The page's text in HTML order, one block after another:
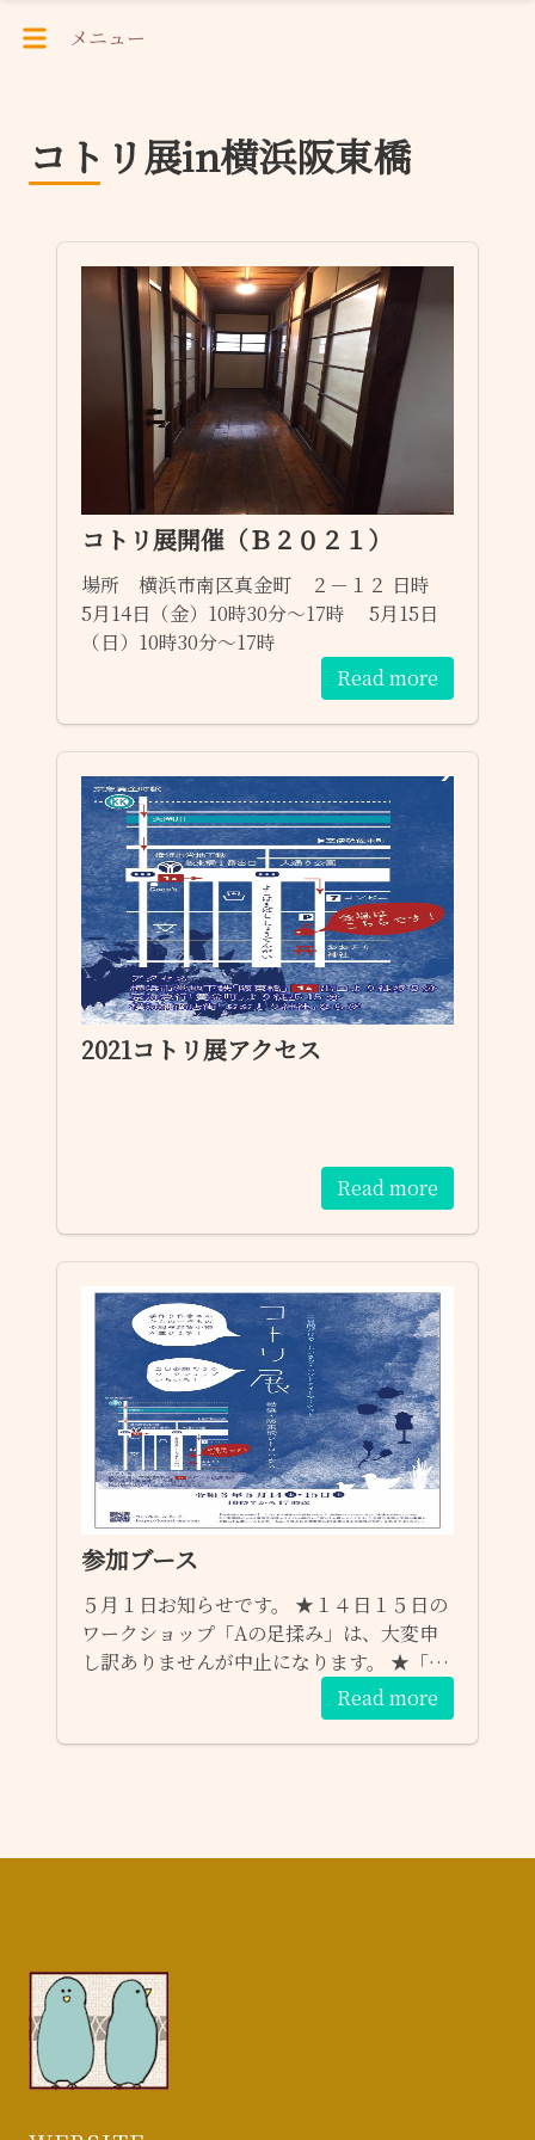
メニュー
コトリ展in横浜阪東橋
コトリ展開催（Ｂ２０２１）
場所 横浜市南区真金町 ２－１２ 日時
5月14日（金）10時30分～17時 5月15日
（日）10時30分～17時
Read more
2021コトリ展アクセス
Read more
参加ブース
５月１日お知らせです。 ★１４日１５日の
ワークショップ「Aの足揉み」は、大変申
し訳ありませんが中止になります。 ★「に
じいろ」「hiyoko」参加出来なくなりまし
Read more